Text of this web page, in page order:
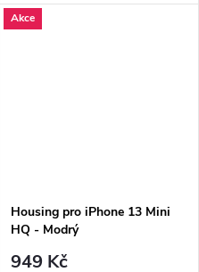
vnitřních komponent vašeho
Akce
Housing pro iPhone 13 Mini
HQ - Modrý
949 Kč